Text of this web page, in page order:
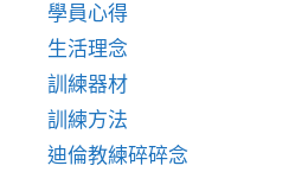
學員心得
生活理念
訓練器材
訓練方法
迪倫教練碎碎念